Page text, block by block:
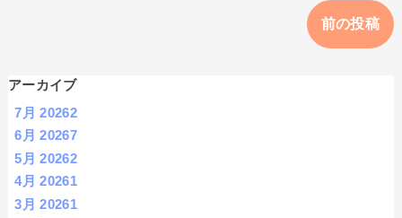
前の投稿
アーカイブ
7月 20262
6月 20267
5月 20262
4月 20261
3月 20261